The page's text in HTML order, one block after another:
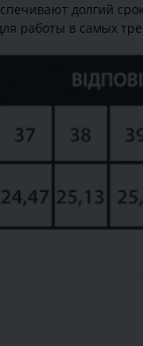
долгий
работы в самых